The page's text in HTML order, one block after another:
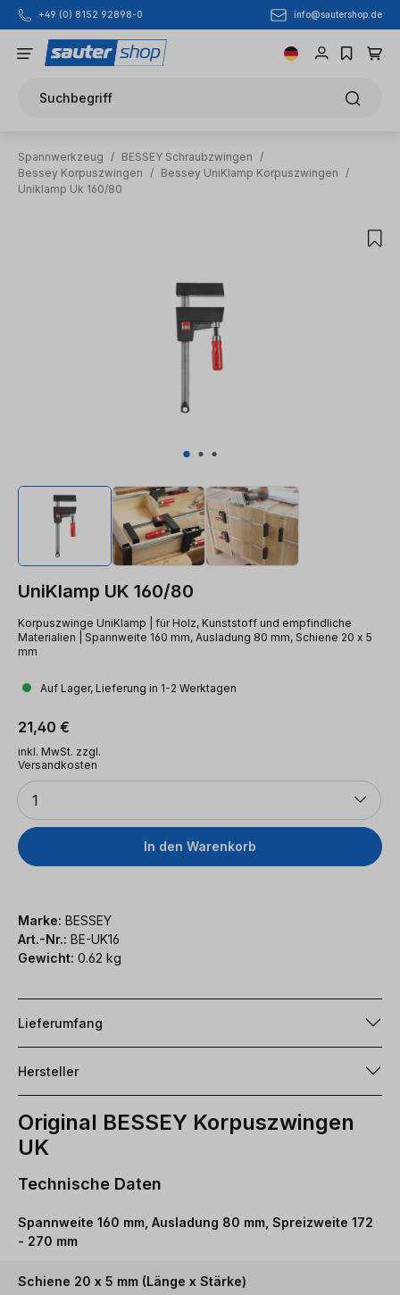
Zum Hauptinhalt springen
+49 (0) 8152 92898-0 info@sautershop.de
Suchbegriff
Spannwerkzeug / BESSEY Schraubzwingen
/
Bessey Korpuszwingen
/ Bessey UniKlamp Korpuszwingen
/
Uniklamp Uk 160/80
UniKlamp UK 160/80
Korpuszwinge UniKlamp | für Holz, Kunststoff und empfindliche
Materialien | Spannweite 160 mm, Ausladung 80 mm, Schiene 20 x 5
mm
Auf Lager, Lieferung in 1-2 Werktagen
Regulärer Preis:
21,40 €
inkl. MwSt. zzgl.
Versandkosten
Anzahl
1
In den Warenkorb
Marke: BESSEY
Art.-Nr.: BE-UK16
Gewicht: 0.62 kg
Lieferumfang
Hersteller
Original BESSEY Korpuszwingen
UK
Technische Daten
Spannweite 160 mm, Ausladung 80 mm, Spreizweite 172
- 270 mm
Schiene 20 x 5 mm (Länge x Stärke)